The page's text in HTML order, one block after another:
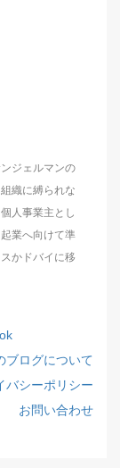
ジェルマンの
織に縛られな
人事業主とし
業へ向けて準
かドバイに移
ブログについて
バシーポリシー
お問い合わせ